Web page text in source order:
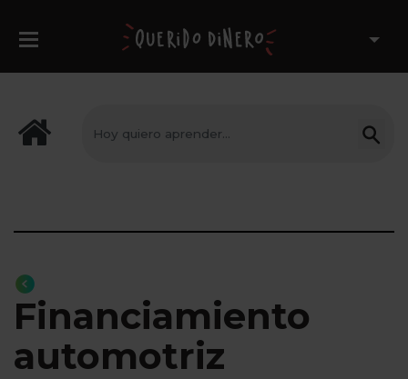
Financiamiento
automotriz